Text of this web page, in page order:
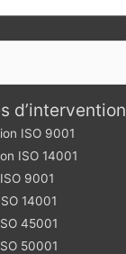
d’intervention
ISO 9001
ISO 14001
9001
14001
45001
50001